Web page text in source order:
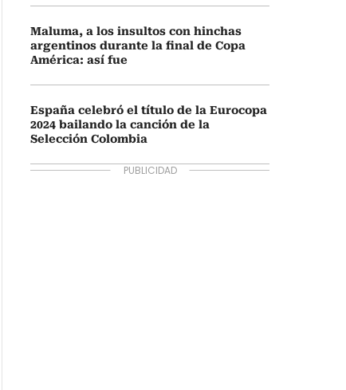
Maluma, a los insultos con hinchas
argentinos durante la final de Copa
América: así fue
España celebró el título de la Eurocopa
2024 bailando la canción de la
Selección Colombia